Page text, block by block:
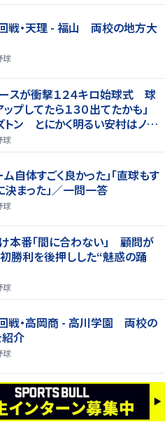
回戦・天理 - 福山 両校の地方大
球
ースが衝撃１２４キロ始球式 球
プしてたら１３０出てたかも」
トン とにかく明るい安村はノー
球
自体すごく良かった」「直球もす
決まった」／一問一答
球
本番「間に合わない」 顧問が
勝利を後押しした“魅惑の踊
球
回戦・高岡商 - 高川学園 両校の
介
球